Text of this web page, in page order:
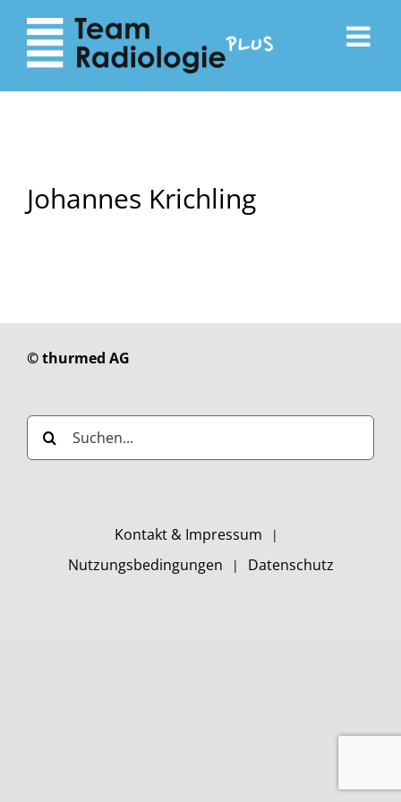
zum
Inhalt
Navigation
Johannes Krichling
© thurmed AG
Suche
nach:
Kontakt & Impressum
Nutzungsbedingungen
Datenschutz